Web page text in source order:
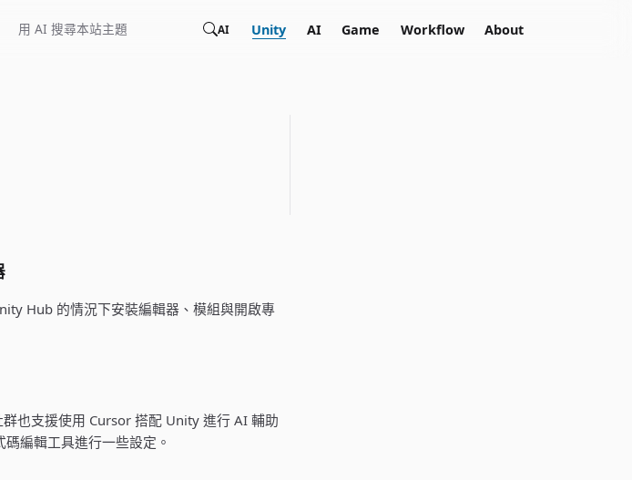
AI Unity AI Game Workflow About
Hub 的情況下安裝編輯器、模組與開啟專
也支援使用 Cursor 搭配 Unity 進行 AI 輔助
編輯工具進行一些設定。